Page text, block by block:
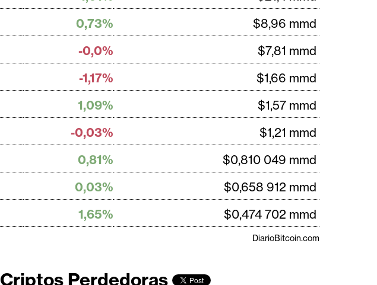
0,73%
$8,96 mmd
-0,0%
$7,81 mmd
-1,17%
$1,66 mmd
1,09%
$1,57 mmd
-0,03%
$1,21 mmd
0,81%
$0,810 049 mmd
0,03%
$0,658 912 mmd
1,65% $0,474 702 mmd
DiarioBitcoin.com
Criptos Perdedoras